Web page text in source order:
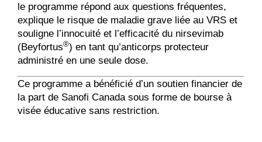
le programme répond aux questions fréquentes,
explique le risque de maladie grave liée au VRS et
souligne l’innocuité et l’efficacité du nirsevimab
(Beyfortus®) en tant qu’anticorps protecteur
administré en une seule dose.
Ce programme a bénéficié d’un soutien financier de
la part de Sanofi Canada sous forme de bourse à
visée éducative sans restriction.